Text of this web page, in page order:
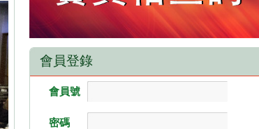
會員登錄
會員號
密碼